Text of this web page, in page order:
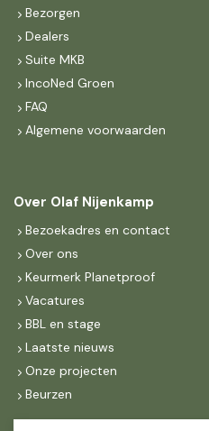
Bezorgen
Dealers
Suite MKB
IncoNed Groen
FAQ
Algemene voorwaarden
Over Olaf Nijenkamp
Bezoekadres en contact
Over ons
Keurmerk Planetproof
Vacatures
BBL en stage
Laatste nieuws
Onze projecten
Beurzen